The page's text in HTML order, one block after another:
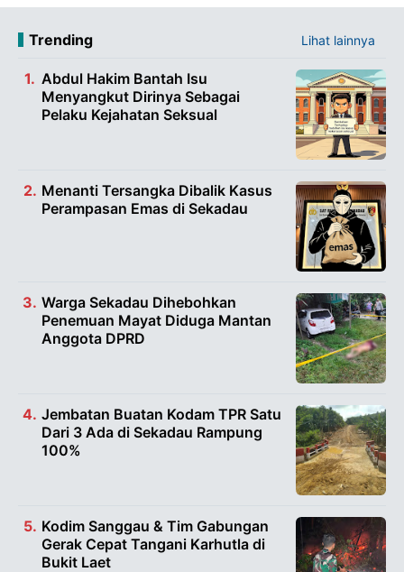
Trending Lihat lainnya
Abdul Hakim Bantah Isu
Menyangkut Dirinya Sebagai
Pelaku Kejahatan Seksual
Menanti Tersangka Dibalik Kasus
Perampasan Emas di Sekadau
Warga Sekadau Dihebohkan
Penemuan Mayat Diduga Mantan
Anggota DPRD
Jembatan Buatan Kodam TPR Satu
Dari 3 Ada di Sekadau Rampung
100%
Kodim Sanggau & Tim Gabungan
Gerak Cepat Tangani Karhutla di
Bukit Laet